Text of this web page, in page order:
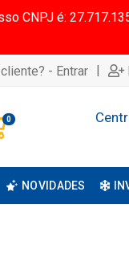
CNPJ é:
- Entrar |
0
NOVIDADES